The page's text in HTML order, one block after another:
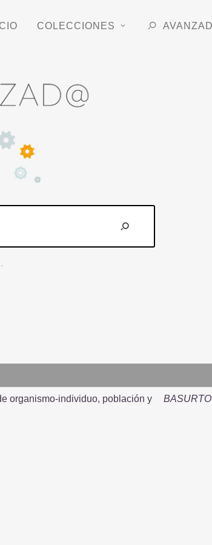
COLECCIONES
organismo-individuo, población y